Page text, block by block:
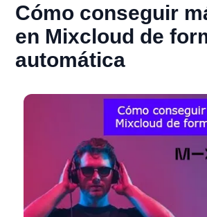
Cómo conseguir
en Mixcloud de
automática